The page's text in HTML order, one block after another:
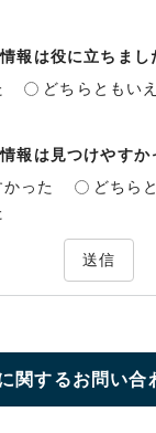
報は役に立ちまし
どちらともい
報は見つけやすか
かった
どちら
送信
関するお問い合